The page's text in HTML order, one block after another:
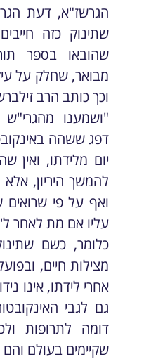
הגרשז"א, דעת
שתינוק כזה
שהובאו בספר
מבואר, שחלק על
וכך כותב הרב
"ושמענו
דפג ששהה
יום מלידתו, ואין
להמשך היריון,
ואף על פי שרואים
עליו אם מת לאחר
כלומר, כשם
מצילות חיים,
אחרי לידתו, אינו
גם לגבי
דומה לתרופות
שקיימים בעולם